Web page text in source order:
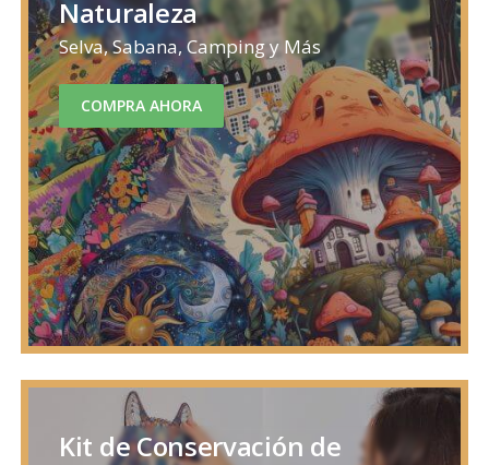
Naturaleza
Selva, Sabana, Camping y Más
COMPRA AHORA
Kit de Conservación de